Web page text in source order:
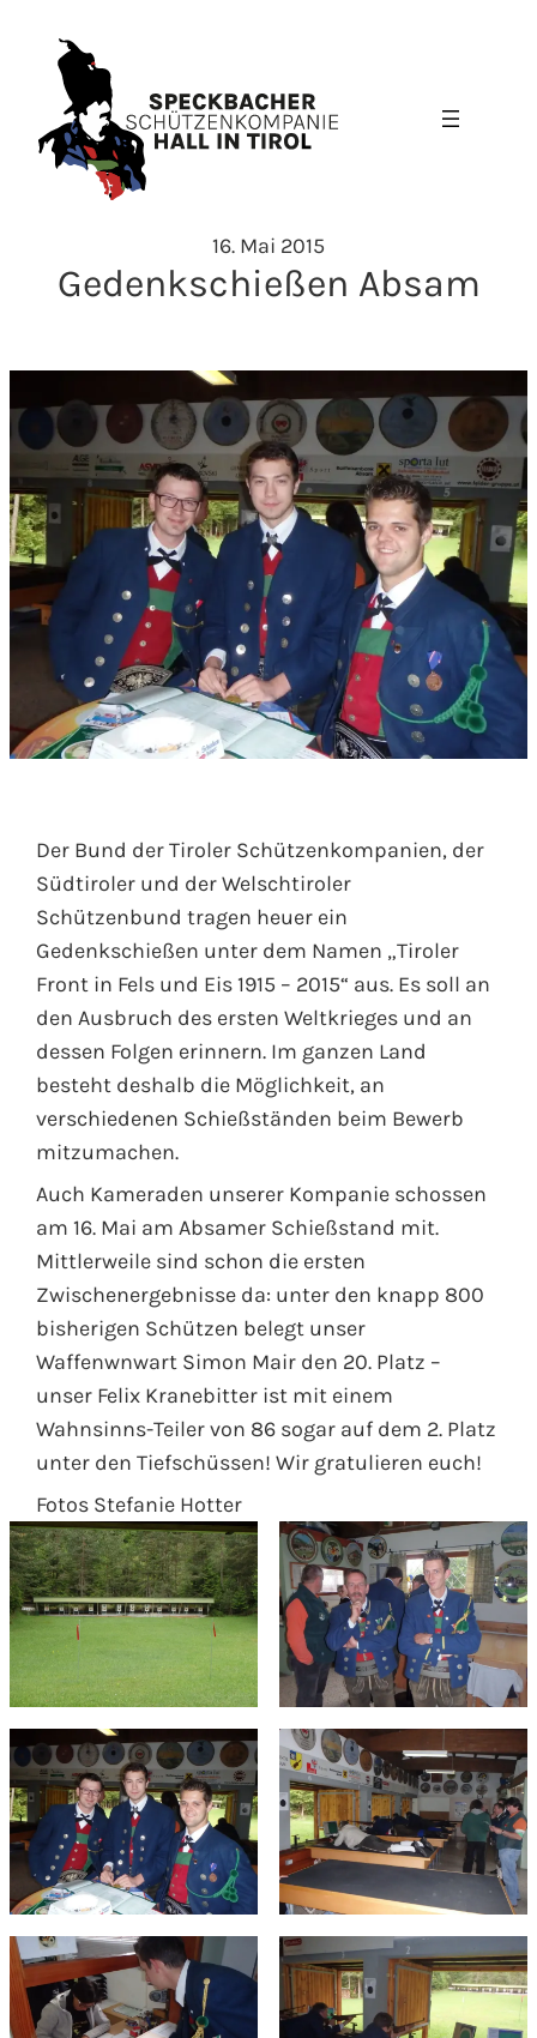
Inhalt
springen
16. Mai 2015
Gedenkschießen Absam
Der Bund der Tiroler Schützenkompanien, der
Südtiroler und der Welschtiroler
Schützenbund tragen heuer ein
Gedenkschießen unter dem Namen „Tiroler
Front in Fels und Eis 1915 – 2015“ aus. Es soll an
den Ausbruch des ersten Weltkrieges und an
dessen Folgen erinnern. Im ganzen Land
besteht deshalb die Möglichkeit, an
verschiedenen Schießständen beim Bewerb
mitzumachen.
Auch Kameraden unserer Kompanie schossen
am 16. Mai am Absamer Schießstand mit.
Mittlerweile sind schon die ersten
Zwischenergebnisse da: unter den knapp 800
bisherigen Schützen belegt unser
Waffenwnwart Simon Mair den 20. Platz –
unser Felix Kranebitter ist mit einem
Wahnsinns-Teiler von 86 sogar auf dem 2. Platz
unter den Tiefschüssen! Wir gratulieren euch!
Fotos Stefanie Hotter